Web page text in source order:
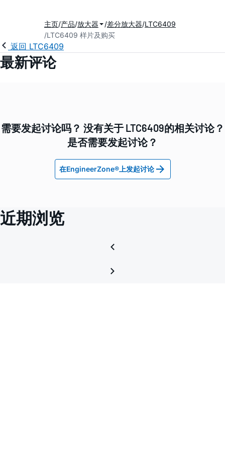
主页 产品 放大器 差分放大器 LTC6409
LTC6409 样片及购买
返回 LTC6409
最新评论
需要发起讨论吗？ 没有关于 LTC6409的相关讨论？
是否需要发起讨论？
在EngineerZone®上发起讨论
近期浏览